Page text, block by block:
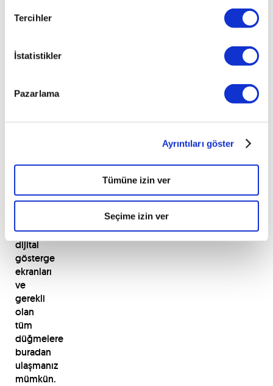
Tercihler
İstatistikler
Pazarlama
Ayrıntıları göster
Tümüne izin ver
Seçime izin ver
SUV
rahat
ekran
kontrollerin
kısma
söyleyerek
başlayalım.
ve
dijital
gösterge
ekranları
ve
gerekli
olan
tüm
düğmelere
buradan
ulaşmanız
mümkün.